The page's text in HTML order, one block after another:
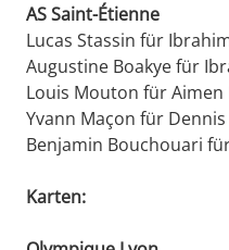
AS Saint-Étienne
Lucas Stassin für
Augustine Boakye für
Louis Mouton für Aimen
Yvann Maçon für
Benjamin Bouchouari
Karten: